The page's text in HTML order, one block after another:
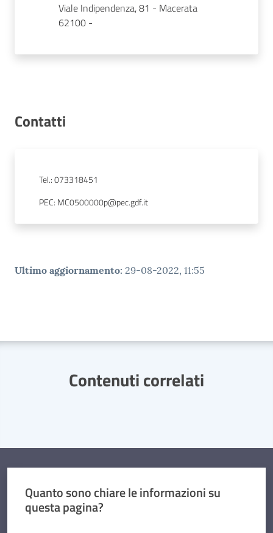
Viale Indipendenza, 81 - Macerata
62100 -
Contatti
Tel.:073318451
PEC: MC0500000p@pec.gdf.it
Ultimo aggiornamento: 29-08-2022, 11:55
Contenuti correlati
Quanto sono chiare le informazioni su
questa pagina?